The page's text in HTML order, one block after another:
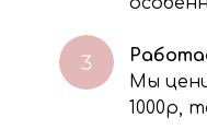
электронную форму,
Вами
Мы
1000р,